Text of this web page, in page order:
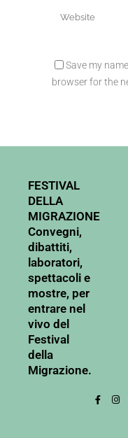
Save my
browser for the
FESTIVAL
DELLA
MIGRAZIONE
Convegni,
dibattiti,
laboratori,
spettacoli e
mostre, per
entrare nel
vivo del
Festival
della
Migrazione.